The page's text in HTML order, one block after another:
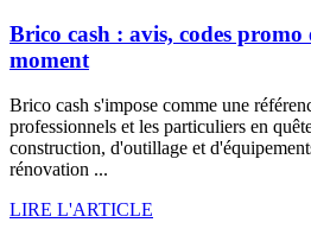
Brico cash : avis, codes promo
moment
Brico cash s'impose comme une
professionnels et les particuliers en
construction, d'outillage et
rénovation ...
LIRE L'ARTICLE